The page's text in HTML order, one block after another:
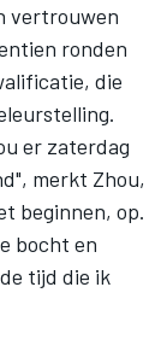
vertrouwen
ronden
die
er zaterdag
merkt Zhou,
beginnen, op.
bocht en
tijd die ik